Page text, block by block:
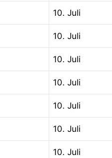
10. Juli
10. Juli
10. Juli
10. Juli
10. Juli
10. Juli
10. Juli